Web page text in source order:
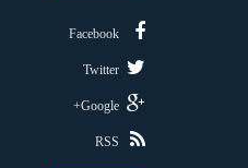
Facebook
Twitter
Google+
RSS